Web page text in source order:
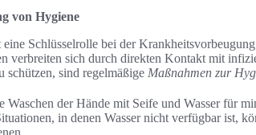
von Hygiene
Schlüsselrolle bei der
verbreiten sich durch direkten Kontakt mit
schützen, sind regelmäßige Maßnahmen zur
Waschen der Hände mit Seife und Wasser für
in denen Wasser nicht verfügbar ist,